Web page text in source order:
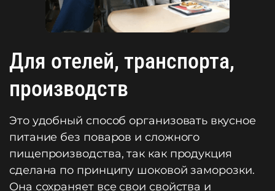
Для отелей, транспорта,
производств
Это удобный способ организовать вкусное
питание без поваров и сложного
пищепроизводства, так как продукция
сделана по принципу шоковой заморозки.
Она сохраняет все свои свойства и